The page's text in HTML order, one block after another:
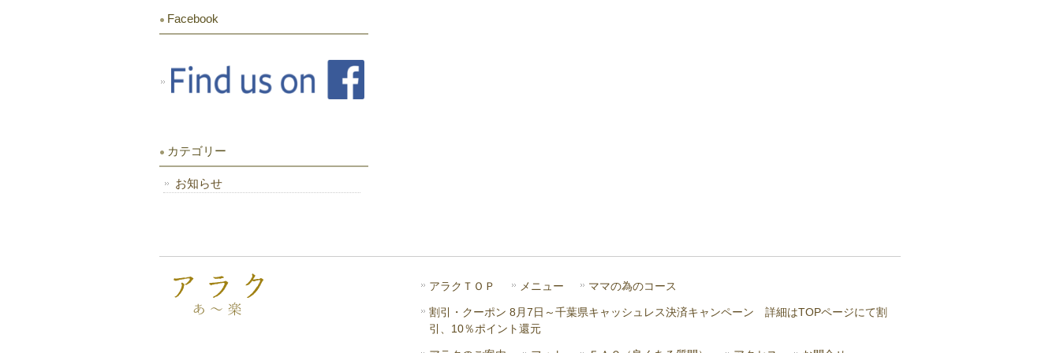
Facebook
カテゴリー
お知らせ
アラクＴＯＰ メニュー ママの為のコース
割引・クーポン 8月7日～千葉県キャッシュレス決済キャンペーン 詳細はTOPページにて割
引、10％ポイント還元